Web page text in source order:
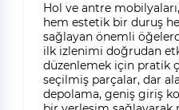
Hol ve antre
hem estetik bir duruş
sağlayan önemli
ilk izlenimi doğrudan
düzenlemek için pratik
seçilmiş parçalar, dar
depolama, geniş giriş